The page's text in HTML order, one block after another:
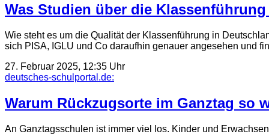
Was Studien über die
Wie steht es um die Qualität der Klassen­führung in
sich PISA, IGLU und Co darauf­hin genauer angesehen und
27. Februar 2025, 12:35 Uhr
deutsches-schulportal.de:
Warum Rückzugsorte im Ganztag so
An Ganztagsschulen ist immer viel los. Kinder und